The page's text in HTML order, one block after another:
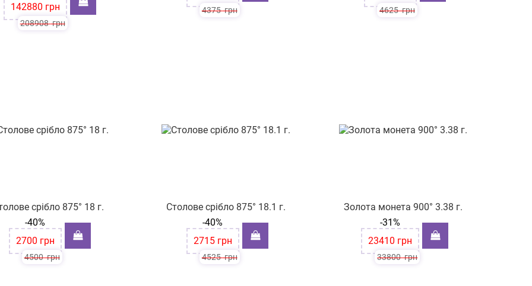
208908грн
142880 грн 4375грн 4625грн
срібло 875° 18 г.
4500грн
-40%
2700 грн
Столове срібло 875° 18.1 г.
4525грн
-40%
2715грн
Золота монета 900° 3.38 г.
33800грн
-31%
23410 грн